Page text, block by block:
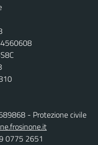
- Protezione civile
0775 2651